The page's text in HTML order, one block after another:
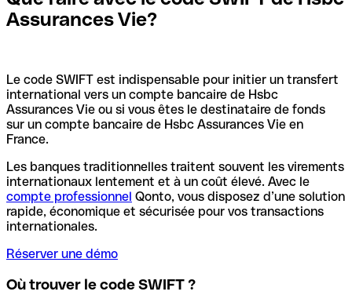
Assurances Vie?
Le code SWIFT est indispensable pour initier un transfert
international vers un compte bancaire de Hsbc
Assurances Vie ou si vous êtes le destinataire de fonds
sur un compte bancaire de Hsbc Assurances Vie en
France.
Les banques traditionnelles traitent souvent les virements
internationaux lentement et à un coût élevé. Avec le
compte professionnel Qonto, vous disposez d’une solution
rapide, économique et sécurisée pour vos transactions
internationales.
Réserver une démo
Où trouver le code SWIFT ?